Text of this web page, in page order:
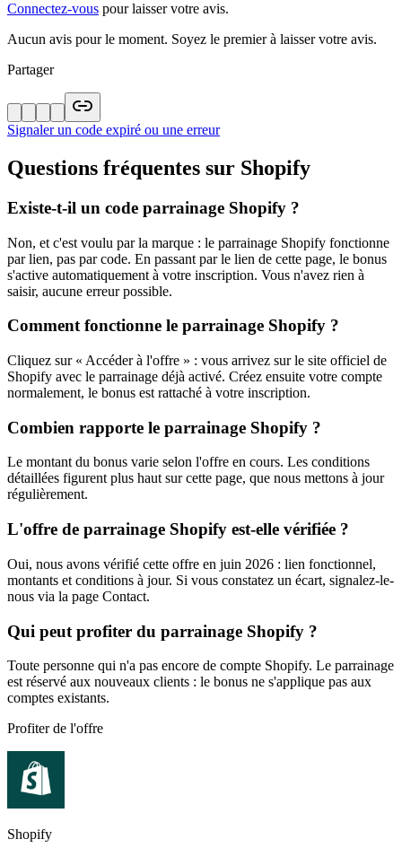
Connectez-vous pour laisser votre avis.
Aucun avis pour le moment. Soyez le premier à laisser votre avis.
Partager
Signaler un code expiré ou une erreur
Questions fréquentes sur Shopify
Existe-t-il un code parrainage Shopify ?
Non, et c'est voulu par la marque : le parrainage Shopify fonctionne
par lien, pas par code. En passant par le lien de cette page, le bonus
s'active automatiquement à votre inscription. Vous n'avez rien à
saisir, aucune erreur possible.
Comment fonctionne le parrainage Shopify ?
Cliquez sur « Accéder à l'offre » : vous arrivez sur le site officiel de
Shopify avec le parrainage déjà activé. Créez ensuite votre compte
normalement, le bonus est rattaché à votre inscription.
Combien rapporte le parrainage Shopify ?
Le montant du bonus varie selon l'offre en cours. Les conditions
détaillées figurent plus haut sur cette page, que nous mettons à jour
régulièrement.
L'offre de parrainage Shopify est-elle vérifiée ?
Oui, nous avons vérifié cette offre en juin 2026 : lien fonctionnel,
montants et conditions à jour. Si vous constatez un écart, signalez-le-
nous via la page Contact.
Qui peut profiter du parrainage Shopify ?
Toute personne qui n'a pas encore de compte Shopify. Le parrainage
est réservé aux nouveaux clients : le bonus ne s'applique pas aux
comptes existants.
Profiter de l'offre
Shopify